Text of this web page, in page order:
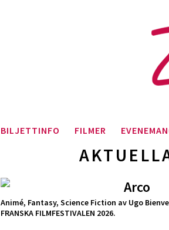
BILJETTINFO FILMER
Arco
Animé, Fantasy, Science Fiction av Ugo
FRANSKA FILMFESTIVALEN 2026.